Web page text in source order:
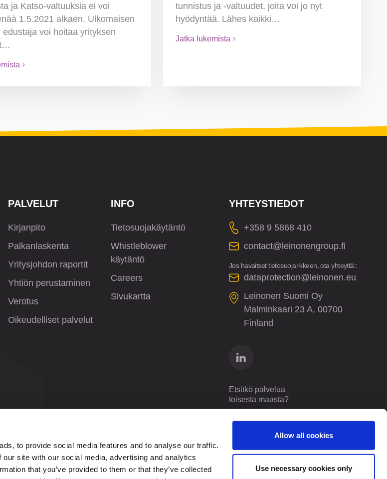
to provide social media features and to analyse our traffic.
site with our social media, advertising and analytics
that you’ve provided to them or that they’ve collected
Allow all cookies
Use necessary cookies only
ja Katso-valtuuksia ei voi
1.5.2021 alkaen. Ulkomaisen
edustaja voi hoitaa yrityksen
tunnistus ja -valtuudet, joita voi jo nyt
hyödyntää. Lähes kaikki…
Jatka lukemista
PALVELUT
Kirjanpito
Palkanlaskenta
Yritysjohdon raportit
Yhtiön perustaminen
Verotus
Oikeudelliset palvelut
INFO
Tietosuojakäytäntö
Whistleblower
käytäntö
Careers
Sivukartta
YHTEYSTIEDOT
+358 9 5868 410
contact@leinonengroup.fi
Jos havaitset tietosuojarikkeen, ota yhteyttä::
dataprotection@leinonen.eu
Leinonen Suomi Oy
Malminkaari 23 A, 00700
Finland
Etsitkö palvelua
toisesta maasta?
Finland FI